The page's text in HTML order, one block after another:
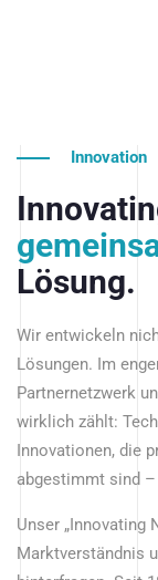
Innovation
Lösung.
Wir entwickeln
Lösungen. Im
Partnernetzwerk
wirklich zählt:
Innovationen, die
abgestimmt sind –
Unser „Innovating
Marktverständnis